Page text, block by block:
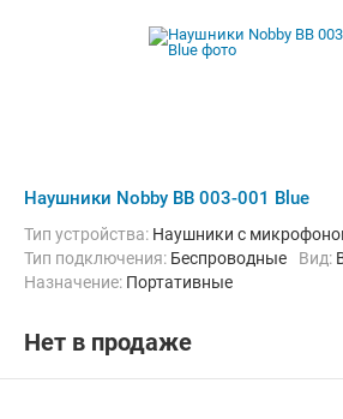
Наушники Nobby BB 003-001 Blue
Тип устройства: Наушники с
Тип подключения: Беспроводные Вид:
Назначение: Портативные
Нет в продаже